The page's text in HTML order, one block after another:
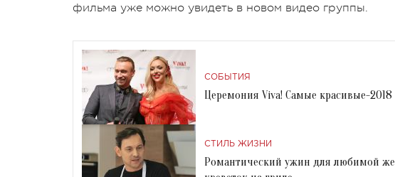
фильма уже можно увидеть в новом видео группы.
СОБЫТИЯ
Церемония Viva! Самые красивые-2018
СТИЛЬ ЖИЗНИ
Романтический ужин для любимой